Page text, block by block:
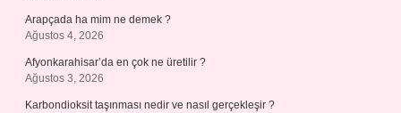
Arapçada ha mim ne demek ?
Ağustos 4, 2026
Afyonkarahisar’da en çok ne üretilir ?
Ağustos 3, 2026
Karbondioksit taşınması nedir ve nasıl gerçekleşir ?